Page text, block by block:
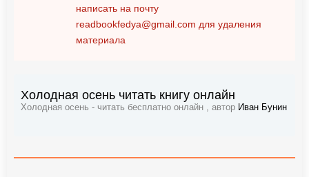
написать на почту
readbookfedya@gmail.com для удаления
материала
Холодная осень читать книгу онлайн
Холодная осень - читать бесплатно онлайн , автор Иван Бунин